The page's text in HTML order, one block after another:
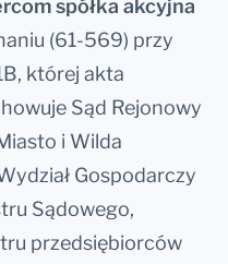
spółka akcyjna
(61-569) przy
której akta
Sąd Rejonowy
i Wilda
Gospodarczy
Sądowego,
przedsiębiorców